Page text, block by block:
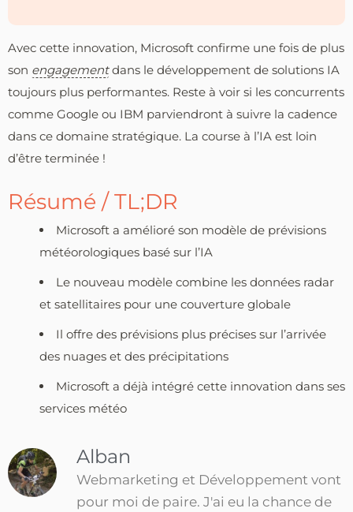
Avec cette innovation, Microsoft confirme une fois de plus
son engagementdans le développement de solutions IA
toujours plus performantes. Reste à voir si les concurrents
comme Google ou IBM parviendront à suivre la cadence
dans ce domaine stratégique. La course à l’IA est loin
d’être terminée !
Résumé / TL;DR
Microsoft a amélioré son modèle de prévisions
météorologiques basé sur l’IA
Le nouveau modèle combine les données radar
et satellitaires pour une couverture globale
Il offre des prévisions plus précises sur l’arrivée
des nuages et des précipitations
Microsoft a déjà intégré cette innovation dans ses
services météo
Alban
Webmarketing et Développement vont
pour moi de paire. J'ai eu la chance de